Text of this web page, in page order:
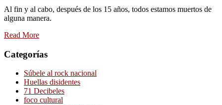
Al fin y al cabo, después de los 15 años, todos estamos muertos de
alguna manera.
Read More
Categorías
Súbele al rock nacional
Huellas disidentes
71 Decibeles
foco cultural